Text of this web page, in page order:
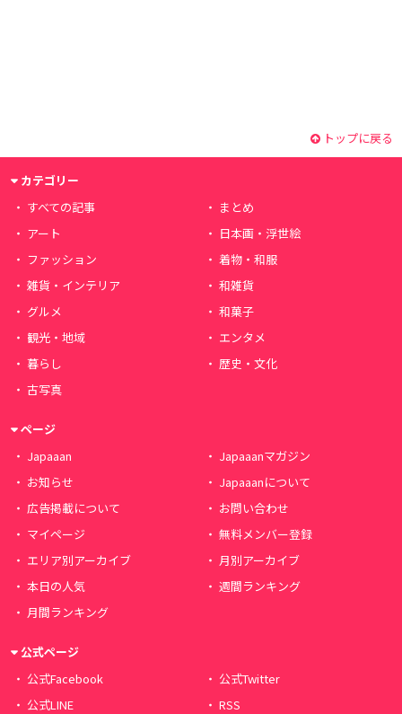
トップに戻る
カテゴリー
すべての記事
まとめ
アート
日本画・浮世絵
ファッション
着物・和服
雑貨・インテリア
和雑貨
グルメ
和菓子
観光・地域
エンタメ
暮らし
歴史・文化
古写真
ページ
Japaaan
Japaaanマガジン
お知らせ
Japaaanについて
広告掲載について
お問い合わせ
マイページ
無料メンバー登録
エリア別アーカイブ
月別アーカイブ
本日の人気
週間ランキング
月間ランキング
公式ページ
公式Facebook
公式Twitter
公式LINE
RSS